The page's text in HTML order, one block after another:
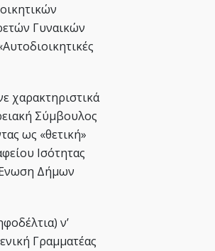
Γυναικών
χαρακτηριστικά
Σύμβουλος
ως «θετική»
Ισότητας
Ένωση Δήμων
ν’
Γραμματέας